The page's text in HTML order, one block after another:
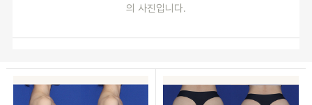
의 사진입니다.